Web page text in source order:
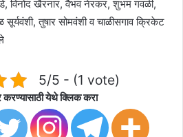
विनोद खैरनार, वैभव नेरकर, शुभम गवळी,
तुषार सोमवंशी व चाळीसगाव क्रिकेट
5/5 - (1 vote)
करण्यासाठी येथे क्लिक करा